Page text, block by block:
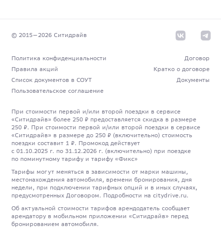
© 2015—2026 Cитидрайв
Политика конфиденциальности
Правила акций
Список документов в СОУТ
Пользовательское соглашение
Договор
Кратко о договоре
Документы
При стоимости первой и/или второй поездки в сервисе
«Ситидрайв» более 250 ₽ предоставляется скидка в размере
250 ₽. При стоимости первой и/или второй поездки в сервисе
«Ситидрайв» в размере до 250 ₽ (включительно) стоимость
поездки составит 1 ₽. Промокод действует
с 01.10.2025 г. по 31.12.2026 г. (включительно) при поездке
по поминутному тарифу и тарифу «Фикс»
Тарифы могут меняться в зависимости от марки машины,
местонахождения автомобиля, времени бронирования, дня
недели, при подключении тарифных опций и в иных случаях,
предусмотренных Договором. Подробности на citydrive.ru.
Об актуальной стоимости тарифов арендодатель сообщает
арендатору в мобильном приложении «Ситидрайв» перед
бронированием автомобиля.